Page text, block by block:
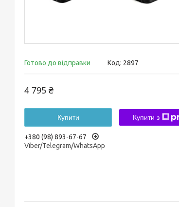
Готово до відправки Код: 2897
4 795 ₴
Купити Купити з
+380 (98) 893-67-67
Viber/Telegram/WhatsApp